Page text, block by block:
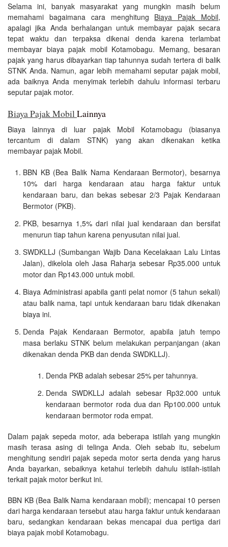
Selama ini, banyak masyarakat yang mungkin masih belum
memahami bagaimana cara menghitung Biaya Pajak Mobil,
apalagi jika Anda berhalangan untuk membayar pajak secara
tepat waktu dan terpaksa dikenai denda karena terlambat
membayar biaya pajak mobil Kotamobagu. Memang, besaran
pajak yang harus dibayarkan tiap tahunnya sudah tertera di balik
STNK Anda. Namun, agar lebih memahami seputar pajak mobil,
ada baiknya Anda menyimak terlebih dahulu informasi terbaru
seputar pajak motor.
Biaya Pajak MobilLainnya
Biaya lainnya di luar pajak Mobil Kotamobagu (biasanya
tercantum di dalam STNK) yang akan dikenakan ketika
membayar pajak Mobil.
BBN KB (Bea Balik Nama Kendaraan Bermotor), besarnya
10% dari harga kendaraan atau harga faktur untuk
kendaraan baru, dan bekas sebesar 2/3 Pajak Kendaraan
Bermotor (PKB).
PKB, besarnya 1,5% dari nilai jual kendaraan dan bersifat
menurun tiap tahun karena penyusutan nilai jual.
SWDKLLJ (Sumbangan Wajib Dana Kecelakaan Lalu Lintas
Jalan), dikelola oleh Jasa Raharja sebesar Rp35.000 untuk
motor dan Rp143.000 untuk mobil.
Biaya Administrasi apabila ganti pelat nomor (5 tahun sekali)
atau balik nama, tapi untuk kendaraan baru tidak dikenakan
biaya ini.
Denda Pajak Kendaraan Bermotor, apabila jatuh tempo
masa berlaku STNK belum melakukan perpanjangan (akan
dikenakan denda PKB dan denda SWDKLLJ).
Denda PKB adalah sebesar 25% per tahunnya.
Denda SWDKLLJ adalah sebesar Rp32.000 untuk
kendaraan bermotor roda dua dan Rp100.000 untuk
kendaraan bermotor roda empat.
Dalam pajak sepeda motor, ada beberapa istilah yang mungkin
masih terasa asing di telinga Anda. Oleh sebab itu, sebelum
menghitung sendiri pajak sepeda motor serta denda yang harus
Anda bayarkan, sebaiknya ketahui terlebih dahulu istilah-istilah
terkait pajak motor berikut ini.
BBN KB (Bea Balik Nama kendaraan mobil); mencapai 10 persen
dari harga kendaraan tersebut atau harga faktur untuk kendaraan
baru, sedangkan kendaraan bekas mencapai dua pertiga dari
biaya pajak mobil Kotamobagu.